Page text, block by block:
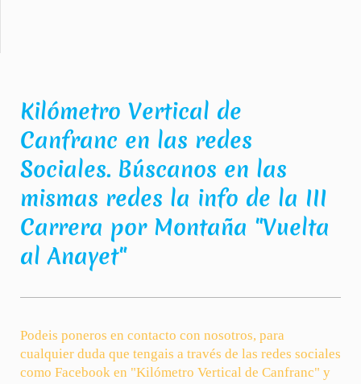
Kilómetro Vertical de
Canfranc en las redes
Sociales. Búscanos en las
mismas redes la info de la III
Carrera por Montaña "Vuelta
al Anayet"
Podeis poneros en contacto con nosotros, para
cualquier duda que tengais a través de las redes sociales
como Facebook en "Kilómetro Vertical de Canfranc" y